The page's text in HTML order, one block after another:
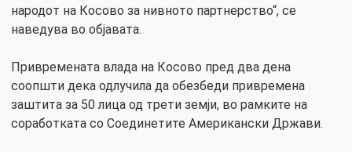
народот на Косово за нивното партнерство“, се
наведува во објавата.
Привремената влада на Косово пред два дена
соопшти дека одлучила да обезбеди привремена
заштита за 50 лица од трети земји, во рамките на
соработката со Соединетите Американски Држави.